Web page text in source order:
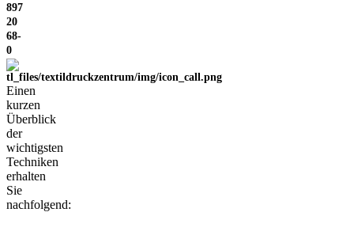
897
20
68-
0
Einen
kurzen
Überblick
der
wichtigsten
Techniken
erhalten
Sie
nachfolgend: